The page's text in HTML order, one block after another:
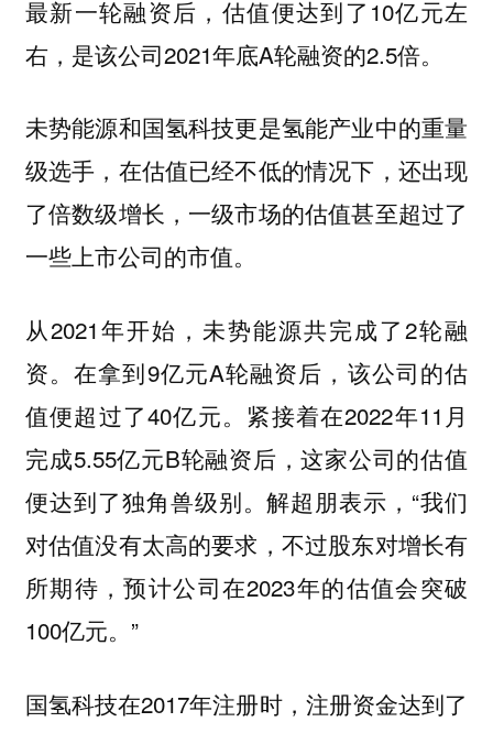
最新一轮融资后，估值便达到了10亿元左
右，是该公司2021年底A轮融资的2.5倍。
未势能源和国氢科技更是氢能产业中的重量
级选手，在估值已经不低的情况下，还出现
了倍数级增长，一级市场的估值甚至超过了
一些上市公司的市值。
从2021年开始，未势能源共完成了2轮融
资。在拿到9亿元A轮融资后，该公司的估
值便超过了40亿元。紧接着在2022年11月
完成5.55亿元B轮融资后，这家公司的估值
便达到了独角兽级别。解超朋表示，“我们
对估值没有太高的要求，不过股东对增长有
所期待，预计公司在2023年的估值会突破
100亿元。”
国氢科技在2017年注册时，注册资金达到了